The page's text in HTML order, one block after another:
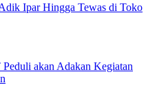
Ipar Hingga Tewas di Toko
akan Adakan Kegiatan